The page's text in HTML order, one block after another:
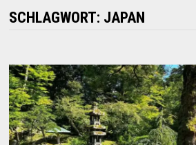
SCHLAGWORT: JAPAN